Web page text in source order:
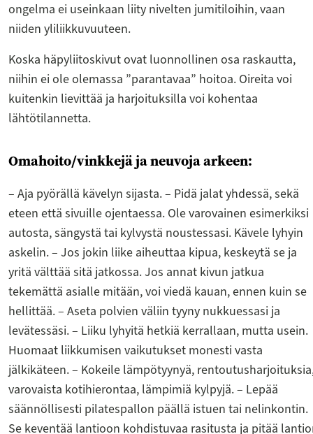
ongelma ei useinkaan liity nivelten jumitiloihin, vaan
niiden yliliikkuvuuteen.
Koska häpyliitoskivut ovat luonnollinen osa raskautta,
niihin ei ole olemassa ”parantavaa” hoitoa. Oireita voi
kuitenkin lievittää ja harjoituksilla voi kohentaa
lähtötilannetta.
Omahoito/vinkkejä ja neuvoja arkeen:
– Aja pyörällä kävelyn sijasta. – Pidä jalat yhdessä, sekä
eteen että sivuille ojentaessa. Ole varovainen esimerkiksi
autosta, sängystä tai kylvystä noustessasi. Kävele lyhyin
askelin. – Jos jokin liike aiheuttaa kipua, keskeytä se ja
yritä välttää sitä jatkossa. Jos annat kivun jatkua
tekemättä asialle mitään, voi viedä kauan, ennen kuin se
hellittää. – Aseta polvien väliin tyyny nukkuessasi ja
levätessäsi. – Liiku lyhyitä hetkiä kerrallaan, mutta usein.
Huomaat liikkumisen vaikutukset monesti vasta
jälkikäteen. – Kokeile lämpötyynyä,
varovaista kotihierontaa, lämpimiä kylpyjä. – Lepää
säännöllisesti pilatespallon päällä istuen tai nelinkontin.
Se keventää lantioon kohdistuvaa rasitusta ja pitää